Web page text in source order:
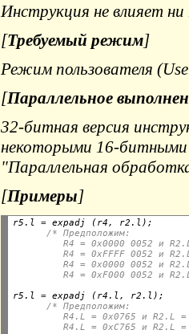
Инструкция не влияет ни
[Требуемый режим]
Режим пользователя
[Параллельное
32-битная версия
некоторыми 16-битными
"Параллельная
[Примеры]
r5.l = expadj (r4, r2.l);
/* Предположим:
R4 = 0x0000 0052 и
R4 = 0xFFFF 0052 и
R4 = 0x0000 0052 и
R4 = 0xF000 0052 и
r5.l = expadj (r4.l, r2.l);
/* Предположим:
R4.L = 0x0765 и R2.L
R4.L = 0xC765 и R2.L